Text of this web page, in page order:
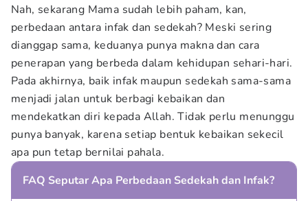
Nah, sekarang Mama sudah lebih paham, kan,
perbedaan antara infak dan sedekah? Meski sering
dianggap sama, keduanya punya makna dan cara
penerapan yang berbeda dalam kehidupan sehari-hari.
Pada akhirnya, baik infak maupun sedekah sama-sama
menjadi jalan untuk berbagi kebaikan dan
mendekatkan diri kepada Allah. Tidak perlu menunggu
punya banyak, karena setiap bentuk kebaikan sekecil
apa pun tetap bernilai pahala.
FAQ Seputar Apa Perbedaan Sedekah dan Infak?